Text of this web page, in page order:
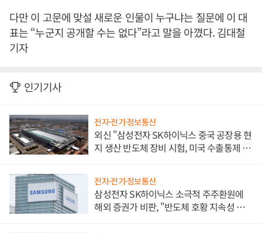
다만 이 고문에 맞설 새로운 인물이 누구냐는 질문에 이 대
표는 “누군지 공개할 수는 없다”라고 말을 아꼈다. 김대철
기자
인기기사
전자·전기·정보통신
외신 "삼성전자 SK하이닉스 중국 공장용 현
지 생산 반도체 장비 시험, 미국 수출통제 대
전자·전기·정보통신
삼성전자 SK하이닉스 소극적 주주환원에
해외 증권가 비판, "반도체 호황 지속성 의